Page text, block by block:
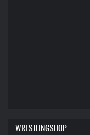
WRESTLINGSHOP